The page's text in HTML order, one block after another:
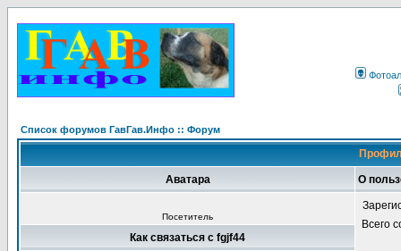
Список форумов ГавГав.Инфо :: Форум
Аватара О
Посетитель
Всего
Как связаться с fgjf44